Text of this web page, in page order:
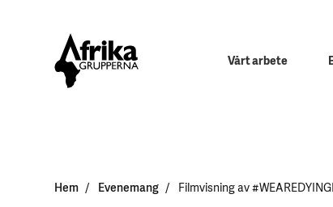
Vårt arbete
Hem Evenemang Filmvisning av